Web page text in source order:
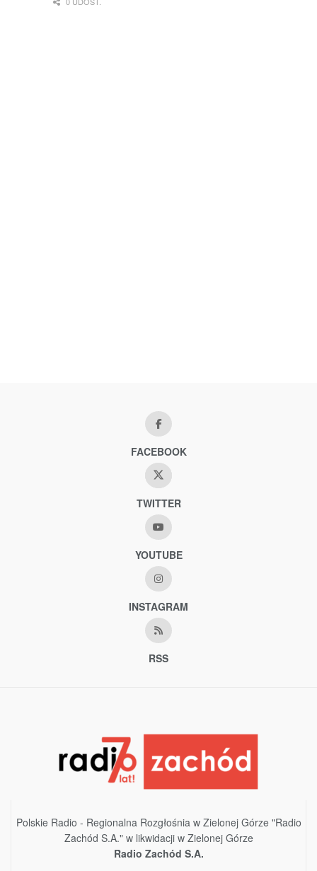
FACEBOOK
TWITTER
YOUTUBE
INSTAGRAM
RSS
Polskie Radio - Regionalna Rozgłośnia w Zielonej Górze "Radio
Zachód S.A." w likwidacji w Zielonej Górze
Radio Zachód S.A.